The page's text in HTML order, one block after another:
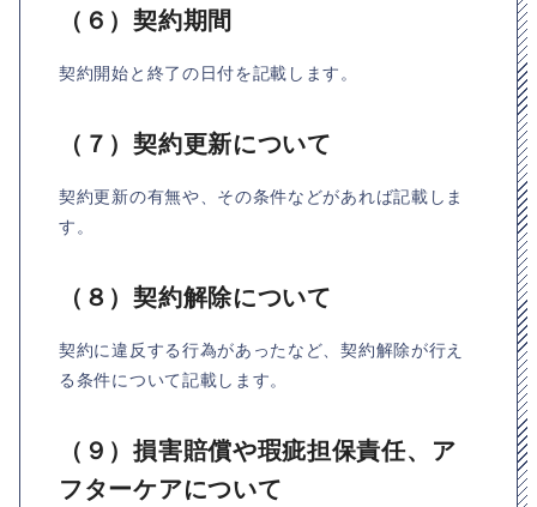
（６）契約期間
契約開始と終了の日付を記載します。
（７）契約更新について
契約更新の有無や、その条件などがあれば記載しま
す。
（８）契約解除について
契約に違反する行為があったなど、契約解除が行え
る条件について記載します。
（９）損害賠償や瑕疵担保責任、ア
フターケアについて